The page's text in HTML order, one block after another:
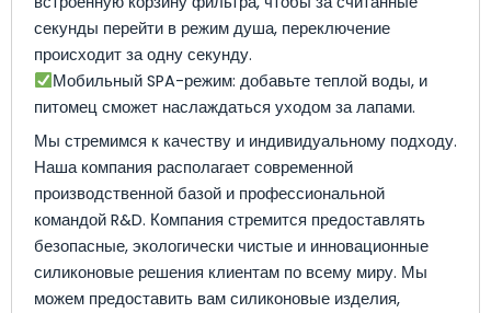
секунды перейти в режим душа, переключение
происходит за одну секунду.
Мобильный SPA-режим: добавьте теплой воды, и
питомец сможет наслаждаться уходом за лапами.
Мы стремимся к качеству и индивидуальному подходу.
Наша компания располагает современной
производственной базой и профессиональной
командой R&D. Компания стремится предоставлять
безопасные, экологически чистые и инновационные
силиконовые решения клиентам по всему миру. Мы
можем предоставить вам силиконовые изделия,